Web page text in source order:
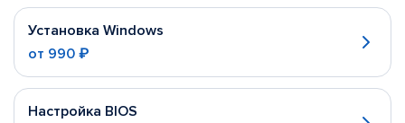
Установка Windows
от 990 ₽
Настройка BIOS